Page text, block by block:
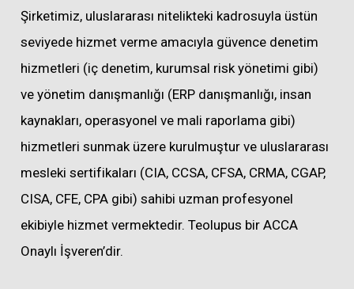
Şirketimiz, uluslararası nitelikteki kadrosuyla üstün
seviyede hizmet verme amacıyla güvence denetim
hizmetleri (iç denetim, kurumsal risk yönetimi gibi)
ve yönetim danışmanlığı (ERP danışmanlığı, insan
kaynakları, operasyonel ve mali raporlama gibi)
hizmetleri sunmak üzere kurulmuştur ve uluslararası
mesleki sertifikaları (CIA, CCSA, CFSA, CRMA, CGAP,
CISA, CFE, CPA gibi) sahibi uzman profesyonel
ekibiyle hizmet vermektedir. Teolupus bir ACCA
Onaylı İşveren’dir.